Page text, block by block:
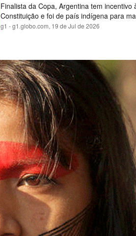
Finalista da Copa, Argentina tem
Constituição e foi de país indígena para
g1 - g1.globo.com, 19 de Jul de 2026